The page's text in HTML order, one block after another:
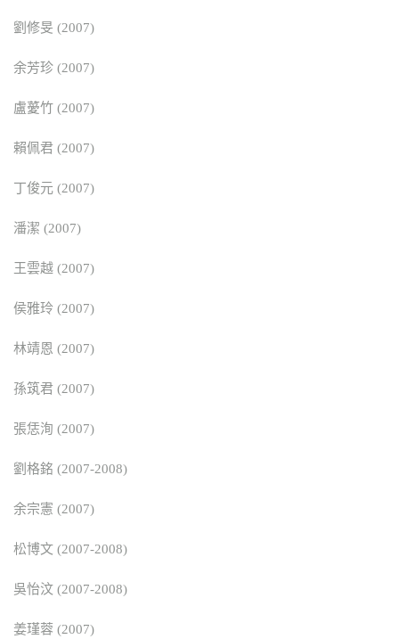
劉修旻 (2007)
余芳珍 (2007)
盧薆竹 (2007)
賴佩君 (2007)
丁俊元 (2007)
潘潔 (2007)
王雲越 (2007)
侯雅玲 (2007)
林靖恩 (2007)
孫筑君 (2007)
張恁洵 (2007)
劉格銘 (2007-2008)
余宗憲 (2007)
松博文 (2007-2008)
吳怡汶 (2007-2008)
姜瑾蓉 (2007)